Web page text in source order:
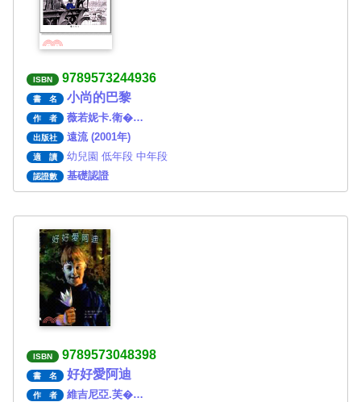
ISBN 9789573244936
書 名 小尚的巴黎
作 者 薇若妮卡.衛�…
出版社 遠流 (2001年)
適 讀 幼兒園 低年段 中年段
認證數 基礎認證
ISBN 9789573048398
書 名 好好愛阿迪
作 者 維吉尼亞.芙�…